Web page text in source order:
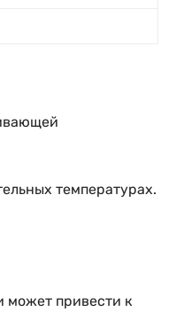
температурах.
может привести к